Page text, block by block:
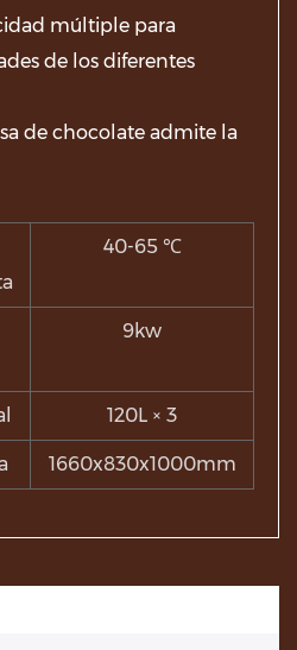
múltiple para
de los diferentes
de chocolate admite la
40-65 ℃
9kw
120L × 3
1660x830x1000mm